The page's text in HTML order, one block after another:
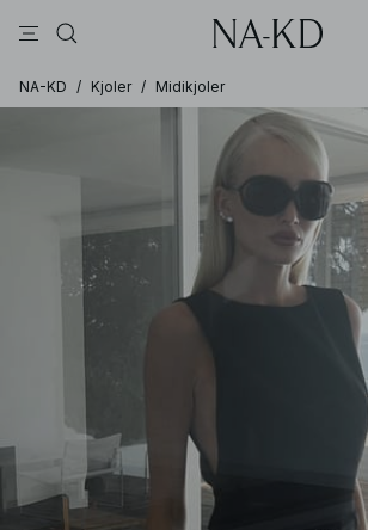
NA-KD / Kjoler / Midikjoler